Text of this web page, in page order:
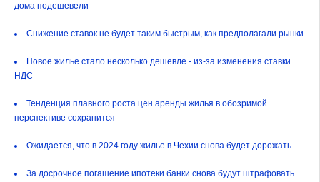
дома подешевели
Снижение ставок не будет таким быстрым, как предполагали рынки
Новое жилье стало несколько дешевле - из-за изменения ставки
НДС
Тенденция плавного роста цен аренды жилья в обозримой
перспективе сохранится
Ожидается, что в 2024 году жилье в Чехии снова будет дорожать
За досрочное погашение ипотеки банки снова будут штрафовать